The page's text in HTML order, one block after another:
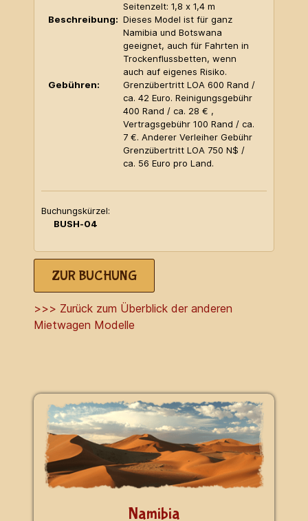
Seitenzelt: 1,8 x 1,4 m
Beschreibung: Dieses Model ist für ganz
Namibia und Botswana
geeignet, auch für Fahrten in
Trockenflussbetten, wenn
auch auf eigenes Risiko.
Gebühren:
Grenzübertritt LOA 600 Rand /
ca. 42 Euro. Reinigungsgebühr
400 Rand / ca. 28 € ,
Vertragsgebühr 100 Rand / ca.
7 €. Anderer Verleiher Gebühr
Grenzübertritt LOA 750 N$ /
ca. 56 Euro pro Land.
Buchungskürzel:
BUSH-04
ZUR BUCHUNG
>>> Zurück zum Überblick der anderen
Mietwagen Modelle
Namibia